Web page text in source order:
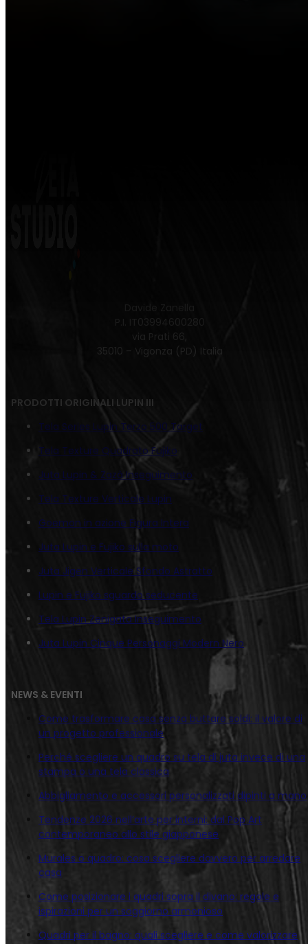
P.I. IT03994600280
via Prati 66,
35010 – Vigonza (PD) Italia
PRODOTTI ORIGINALI LUPIN III
Tela Series Lupin Terzo 500 Target
Tela Texture Quadrato Fujiko
Juta Lupin & Zazà Inseguimento
Tela Texture Verticale Lupin
Goemon in azione Figura Intera
Juta Lupin e Fujiko sulla moto
Juta Jigen Verticale Sfondo Astratto
Lupin e Fujiko sguardo seducente
Tela Lupin Zenigata Inseguimento
Juta Lupin Cinque Personaggi Modern Nero
NEWS & EVENTI
Come trasformare casa senza buttare soldi: il valore di
un progetto professionale
Perché scegliere un quadro su tela di juta invece di una
stampa o una tela classica
Abbigliamento e accessori personalizzati dipinti a mano
Tendenze 2026 nell’arte per interni: dal Pop Art
contemporaneo allo stile giapponese
Murales o quadro: cosa scegliere davvero per arredare
casa
Come posizionare i quadri sopra il divano: regole e
ispirazioni per un soggiorno armonioso
Quadri per il bagno: quali scegliere e come valorizzare